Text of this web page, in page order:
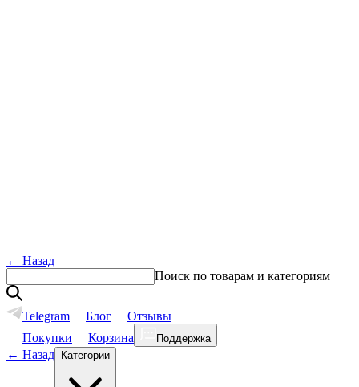
← Назад
Поиск по товарам и категориям
Telegram Блог
Отзывы
Покупки
Корзина Поддержка
← Назад Категории